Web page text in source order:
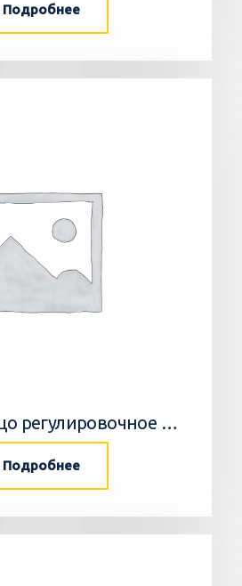
Подробнее
550591 Кольцо регулировочное 0,05мм/WEDGE
Подробнее